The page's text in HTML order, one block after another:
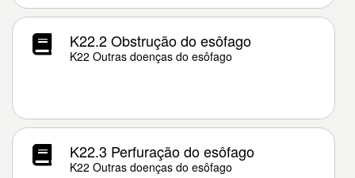
K22.2 Obstrução do esôfago
K22 Outras doenças do esôfago
K22.3 Perfuração do esôfago
K22 Outras doenças do esôfago